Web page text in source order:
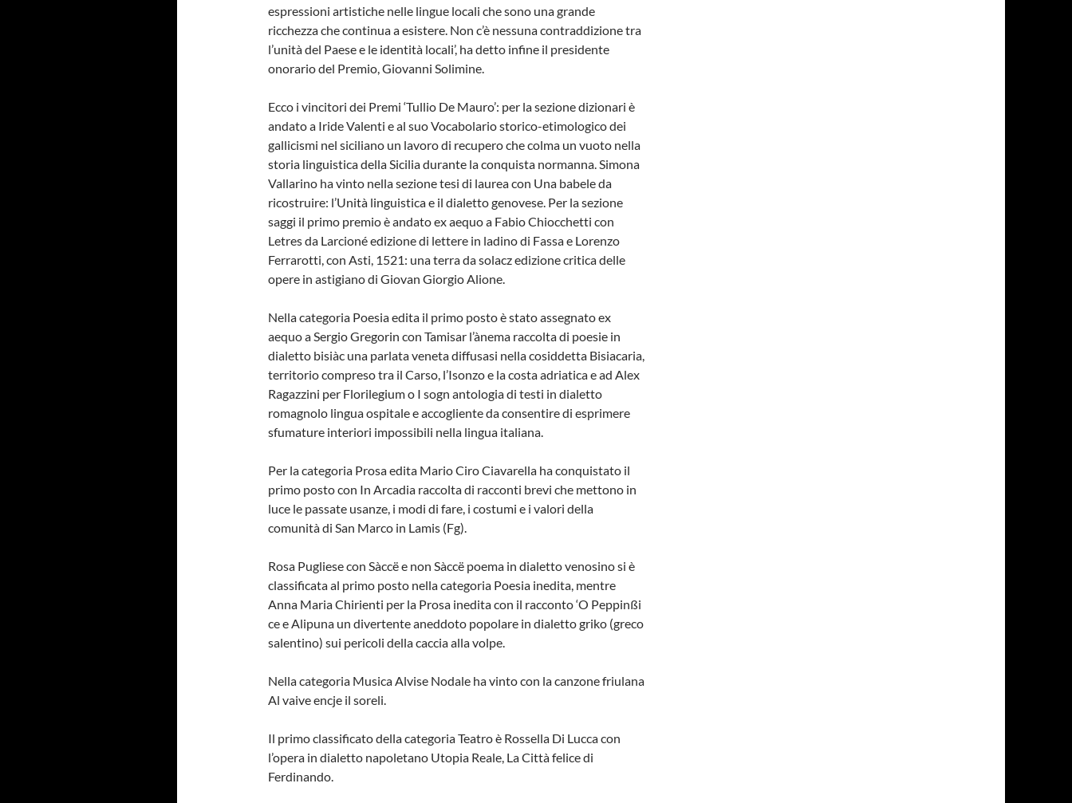
espressioni artistiche nelle lingue locali che sono una grande
ricchezza che continua a esistere. Non c’è nessuna contraddizione tra
l’unità del Paese e le identità locali’, ha detto infine il presidente
onorario del Premio, Giovanni Solimine.
Ecco i vincitori dei Premi ‘Tullio De Mauro’: per la sezione dizionari è
andato a Iride Valenti e al suo Vocabolario storico-etimologico dei
gallicismi nel siciliano un lavoro di recupero che colma un vuoto nella
storia linguistica della Sicilia durante la conquista normanna. Simona
Vallarino ha vinto nella sezione tesi di laurea con Una babele da
ricostruire: l’Unità linguistica e il dialetto genovese. Per la sezione
saggi il primo premio è andato ex aequo a Fabio Chiocchetti con
Letres da Larcioné edizione di lettere in ladino di Fassa e Lorenzo
Ferrarotti, con Asti, 1521: una terra da solacz edizione critica delle
opere in astigiano di Giovan Giorgio Alione.
Nella categoria Poesia edita il primo posto è stato assegnato ex
aequo a Sergio Gregorin con Tamisar l’ànema raccolta di poesie in
dialetto bisiàc una parlata veneta diffusasi nella cosiddetta Bisiacaria,
territorio compreso tra il Carso, l’Isonzo e la costa adriatica e ad Alex
Ragazzini per Florilegium o I sogn antologia di testi in dialetto
romagnolo lingua ospitale e accogliente da consentire di esprimere
sfumature interiori impossibili nella lingua italiana.
Per la categoria Prosa edita Mario Ciro Ciavarella ha conquistato il
primo posto con In Arcadia raccolta di racconti brevi che mettono in
luce le passate usanze, i modi di fare, i costumi e i valori della
comunità di San Marco in Lamis (Fg).
Rosa Pugliese con Sàccë e non Sàccë poema in dialetto venosino si è
classificata al primo posto nella categoria Poesia inedita, mentre
Anna Maria Chirienti per la Prosa inedita con il racconto ‘O Peppinßi
ce e Alipuna un divertente aneddoto popolare in dialetto griko (greco
salentino) sui pericoli della caccia alla volpe.
Nella categoria Musica Alvise Nodale ha vinto con la canzone friulana
Al vaive encje il soreli.
Il primo classificato della categoria Teatro è Rossella Di Lucca con
l’opera in dialetto napoletano Utopia Reale, La Città felice di
Ferdinando.